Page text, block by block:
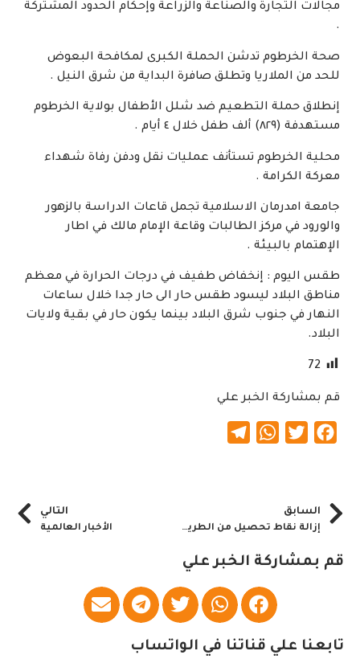
مجالات التجارة والصناعة والزراعة وإحكام الحدود المشتركة
.
صحة الخرطوم تدشن الحملة الكبرى لمكافحة البعوض
للحد من الملاريا وتطلق صافرة البداية من شرق النيل .
إنطلاق حملة التطعيم ضد شلل الأطفال بولاية الخرطوم
مستهدفة (٨٢٩) ألف طفل خلال ٤ أيام .
محلية الخرطوم تستأنف عمليات نقل ودفن رفاة شهداء
معركة الكرامة .​
جامعة امدرمان الاسلامية تجمل قاعات الدراسة بالزهور
والورود في مركز الطالبات وقاعة الإمام مالك في اطار
الإهتمام بالبيئة .
​​​​​​​​طقس اليوم : إنخفاض طفيف في درجات الحرارة في معظم
مناطق البلاد ليسود طقس حار الى حار جدا خلال ساعات
النهار في جنوب شرق البلاد بينما يكون حار في بقية ولايات
البلاد.
72
قم بمشاركة الخبر علي
Facebook
Twitter
WhatsApp
السابق
إزالة نقاط تحصيل من الطريق القومي《الخرطوم_ مدني》
التالي
الأخبار العالمية
قم بمشاركة الخبر علي
تابعنا علي قناتنا في الواتساب